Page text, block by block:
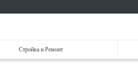
Стройка и Ремонт